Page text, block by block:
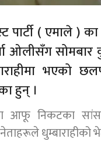
( एमाले )
ओलीसँग
भएको
हुन् ।
आफू निकटका
धुम्बाराहीको